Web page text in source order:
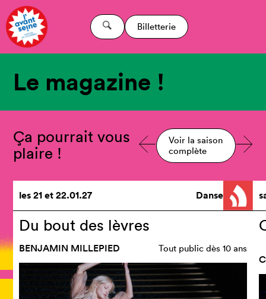
Billetterie
Le magazine !
Ça pourrait vous
plaire !
Voir la saison
complète
les21et22.01.27 Danse
Du bout des lèvres
BENJAMIN MILLEPIED Tout public dès 10 ans